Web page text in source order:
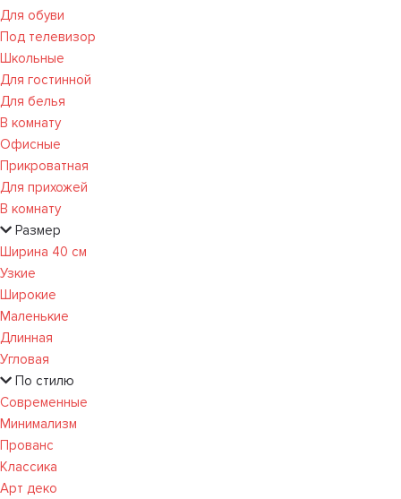
Для обуви
Под телевизор
Школьные
Для гостинной
Для белья
В комнату
Офисные
Прикроватная
Для прихожей
В комнату
Размер
Ширина 40 см
Узкие
Широкие
Маленькие
Длинная
Угловая
По стилю
Современные
Минимализм
Прованс
Классика
Арт деко